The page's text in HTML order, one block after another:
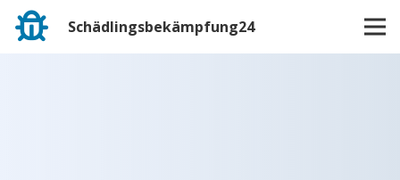
Schädlingsbekämpfung24